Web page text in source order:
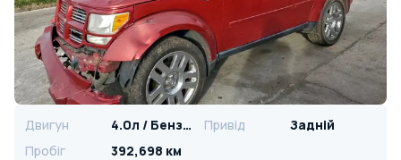
Двигун 4.0л / Бензин Привід
Задній
Пробіг
392,698 км